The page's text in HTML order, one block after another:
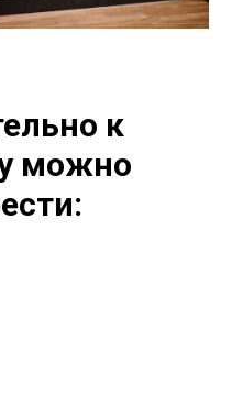
к
можно